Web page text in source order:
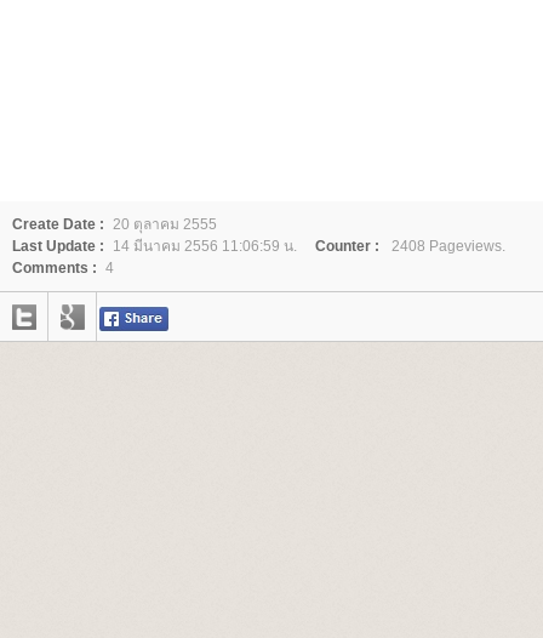
Create Date : 20 ตุลาคม 2555
Last Update :
14 มีนาคม 2556 11:06:59 น. Counter :
2408 Pageviews.
Comments : 4